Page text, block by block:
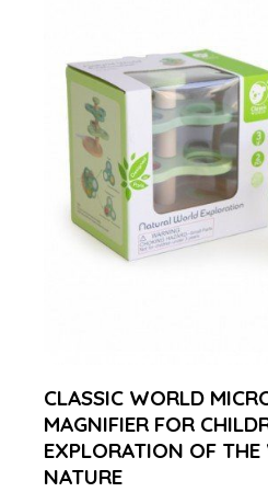
CLASSIC WORLD
MAGNIFIER FOR
EXPLORATION OF
NATURE